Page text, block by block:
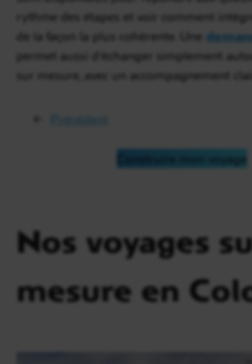
rythme des étapes et voir comment
de la façon la plus cohérente. Une
permet aussi d’échanger simplement
sur mesure, avec un accompagnement
←
Construire mon voyage
Nos voyages
mesure en